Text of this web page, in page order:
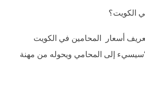
الكويت؟
أسعار المحامين في الكويت
32 ديناراً “سيسيء إلى المحامي ويحوله من مهنة